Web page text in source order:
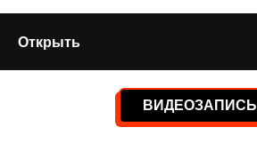
Открыть
ВИДЕОЗАПИСЬ